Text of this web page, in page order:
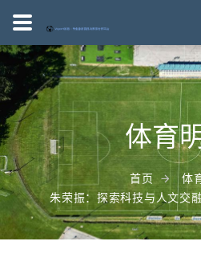
体育
首页
体
朱荣振：探索科技与人文交